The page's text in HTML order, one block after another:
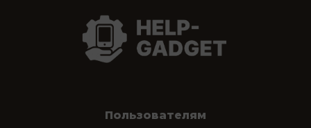
Пользователям